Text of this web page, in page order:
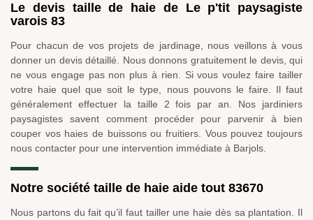
Le devis taille de haie de Le p'tit paysagiste
varois 83
Pour chacun de vos projets de jardinage, nous veillons à vous
donner un devis détaillé. Nous donnons gratuitement le devis, qui
ne vous engage pas non plus à rien. Si vous voulez faire tailler
votre haie quel que soit le type, nous pouvons le faire. Il faut
généralement effectuer la taille 2 fois par an. Nos jardiniers
paysagistes savent comment procéder pour parvenir à bien
couper vos haies de buissons ou fruitiers. Vous pouvez toujours
nous contacter pour une intervention immédiate à Barjols.
Notre société taille de haie aide tout 83670
Nous partons du fait qu’il faut tailler une haie dès sa plantation. Il